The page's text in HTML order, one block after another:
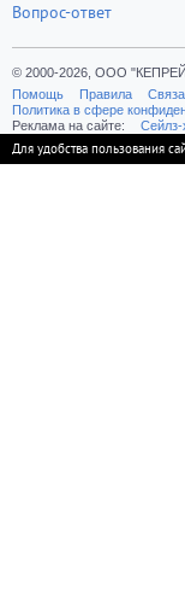
Вопрос-ответ
© 2000-2026, ООО
Помощь
Правила
Политика в сфере
Реклама на сайте:
Для удобства пользования